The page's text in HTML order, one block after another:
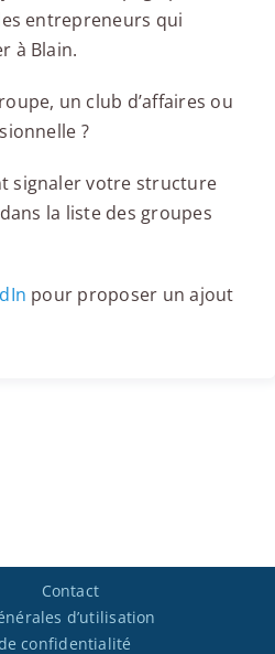
entrepreneurs qui
à Blain.
un club d’affaires ou
?
signaler votre structure
la liste des groupes
pour proposer un ajout
Contact
d’utilisation
confidentialité